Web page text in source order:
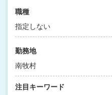
職種
指定しない
勤務地
南牧村
注目キーワード